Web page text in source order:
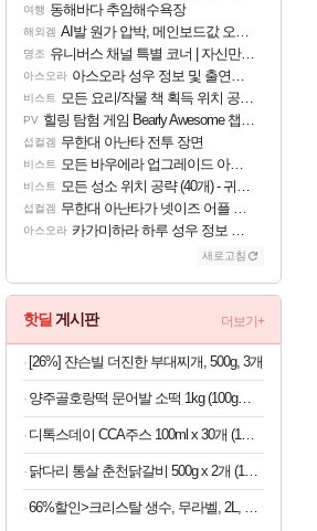
로아 종자들이여, 마음껏 유린하라.jpg [52]
오버워치 메가부대는 더이상 나오기 힘들것 같다는
로아 2줄남았는데 씨2발아 [30]
메이플 캬 익세 에픽빔ㅋㅋㅋㅋㅋㅋㅋㅋ [40]
흠, 꼰대왔다. [26]
해외겜 중국 CXMT, D램 매출 점유율 7%…글로벌 4위로
해외겜 AI발 원가 압박, 메인보드값 오르나
리싱크드 리싱크드 1.06 패치노트 (8/5)
해외겜 메모리 3사, 2027년 생산분 완판?
아사쿠라 마이 성우 정보 및 주요 필모
여행 동해바다 추암해수욕장
해외겜 AI발 원가 압박, 메인보드값 오르나
명조 유니버스 채널 특별 코너 | 자신만의 스타일
아스오라 아스오라 성우 정보 및 출연작 모음
비스트 모든 요리/작물 책 획득 위치 공략 (36개) - 미식가 도전과제
PV 힐링 탐험 게임 Bearly Awesome 챕터 1 트레일러
섭컬겜 무한대 아난타 전투 장면
비스트 모든 바우에라 업그레이드 아이템 획득 위치 공략 (89개)
비스트 모든 성소 위치 공략 (40개) - 귀환한 영혼 도전과제
섭컬겜 무한대 아난타가 넷이즈 어플 달력에 일정 등록
아스오라 카가미하라 하루 성우 정보 및 주요 필모
새로고침
핫딜 게시판 더보기+
[26%] 쟌슨빌 더진한 부대찌개, 500g, 3개
양주골호랑떡 문어발 소떡 1kg (100g당 1,340원)
디톡스데이 CCA주스 100ml x 30개 (1개당 497원)
닭다리 통살 춘천닭갈비 500g x 2개 (1개당 6,950원)
66%할인>크리스탈 생수, 무라벨, 2L, 12개